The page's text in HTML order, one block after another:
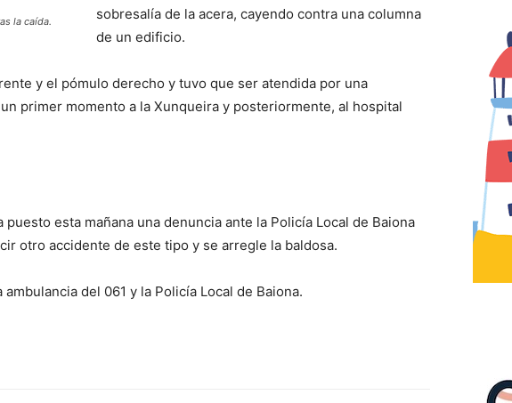
la caída.
sobresalía de la acera, cayendo contra una columna
de un edificio.
y el pómulo derecho y tuvo que ser atendida por una
primer momento a la Xunqueira y posteriormente, al hospital
puesto esta mañana una denuncia ante la Policía Local de Baiona
otro accidente de este tipo y se arregle la baldosa.
del 061 y la Policía Local de Baiona.